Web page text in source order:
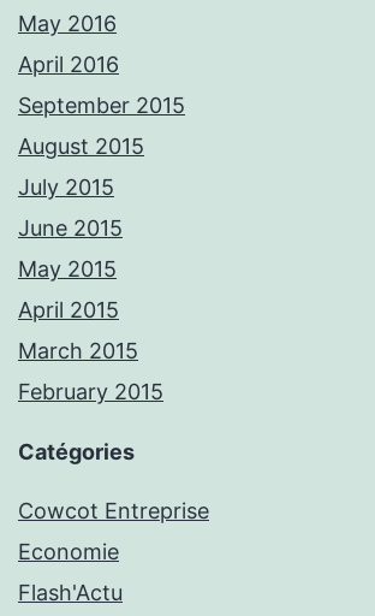
May 2016
April 2016
September 2015
August 2015
July 2015
June 2015
May 2015
April 2015
March 2015
February 2015
Catégories
Cowcot Entreprise
Economie
Flash'Actu